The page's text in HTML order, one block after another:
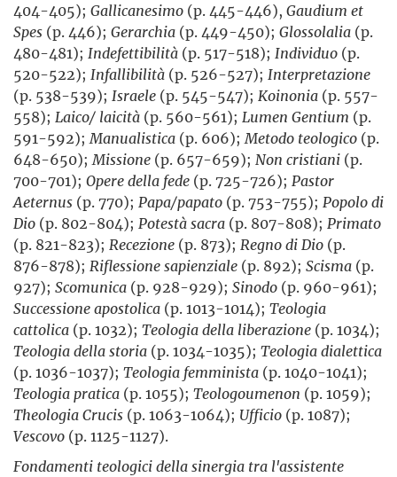
404-405); Gallicanesimo (p. 445-446), Gaudium et
Spes (p. 446); Gerarchia (p. 449-450); Glossolalia (p.
480-481); Indefettibilità (p. 517-518); Individuo (p.
520-522); Infallibilità (p. 526-527); Interpretazione
(p. 538-539); Israele (p. 545-547); Koinonia (p. 557-
558); Laico/ laicità (p. 560-561); Lumen Gentium (p.
591-592); Manualistica (p. 606); Metodo teologico (p.
648-650); Missione (p. 657-659); Non cristiani (p.
700-701); Opere della fede (p. 725-726); Pastor
Aeternus (p. 770); Papa/papato (p. 753-755); Popolo di
Dio (p. 802-804); Potestà sacra (p. 807-808); Primato
(p. 821-823); Recezione (p. 873); Regno di Dio (p.
876-878); Riflessione sapienziale (p. 892); Scisma (p.
927); Scomunica (p. 928-929); Sinodo (p. 960-961);
Successione apostolica (p. 1013-1014); Teologia
cattolica (p. 1032); Teologia della liberazione (p. 1034);
Teologia della storia (p. 1034-1035); Teologia dialettica
(p. 1036-1037); Teologia femminista (p. 1040-1041);
Teologia pratica (p. 1055); Teologoumenon (p. 1059);
Theologia Crucis (p. 1063-1064); Ufficio (p. 1087);
Vescovo (p. 1125-1127).
Fondamenti teologici della sinergia tra l'assistente